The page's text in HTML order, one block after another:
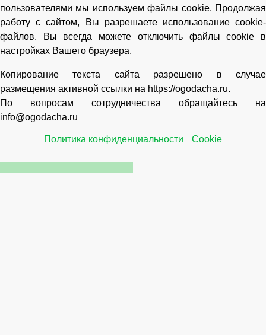
пользователями мы используем файлы cookie. Продолжая
работу с сайтом, Вы разрешаете использование cookie-
файлов. Вы всегда можете отключить файлы cookie в
настройках Вашего браузера.
Копирование текста сайта разрешено в случае
размещения активной ссылки на https://ogodacha.ru.
По вопросам сотрудничества обращайтесь на
info@ogodacha.ru
Политика конфиденциальности Cookie